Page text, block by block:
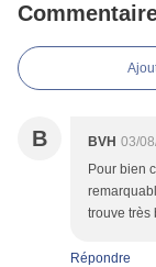
B BVH 03/
Pour bien
trouve très
Répondre